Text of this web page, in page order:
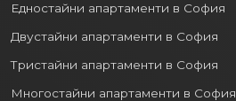
Едностайни апартаменти в София
Двустайни апартаменти в София
Тристайни апартаменти в София
Многостайни апартаменти в София